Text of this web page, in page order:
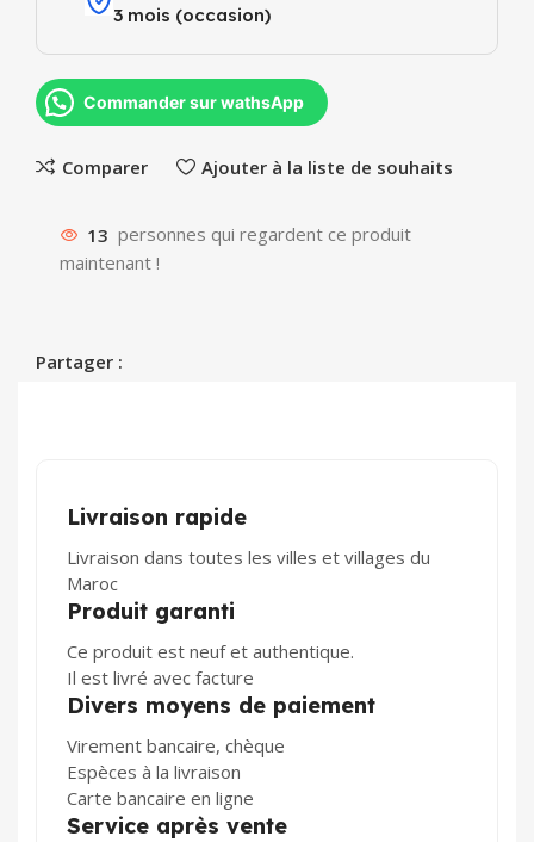
3 mois (occasion)
Commander sur wathsApp
Comparer Ajouter à la liste de souhaits
13 personnes qui regardent ce produit
maintenant !
Partager :
Livraison rapide
Livraison dans toutes les villes et villages du
Maroc
Produit garanti
Ce produit est neuf et authentique.
Il est livré avec facture
Divers moyens de paiement
Virement bancaire, chèque
Espèces à la livraison
Carte bancaire en ligne
Service après vente